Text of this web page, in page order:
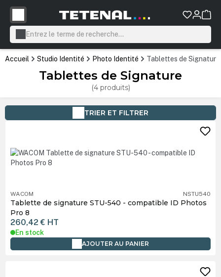
principal
Accueil Studio Identité Photo Identité Tablettes de Signature
Tablettes de Signature
(4 produits)
TRIER ET FILTRER
WACOM NSTU540
Tablette de signature STU-540 - compatible ID Photos
Pro 8
260,42 € HT
En stock
AJOUTER AU PANIER